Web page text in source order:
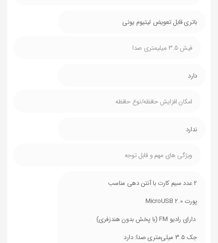
باتری قابل تعویض لیتیوم یونی
فیش 3.5 میلیمتری صدا
دارد
امکان افزایش حافظه/نوع حافظه
ندارد
ویژگی های مهم و قابل توجه
2 عدد سیم کارت با آنتن دهی مناسب
پورت MicroUSB 2.0
دارای رادیو FM (با پخش بدون هندزفری)
جک 3.5 میلی‌متری صدا: دارد